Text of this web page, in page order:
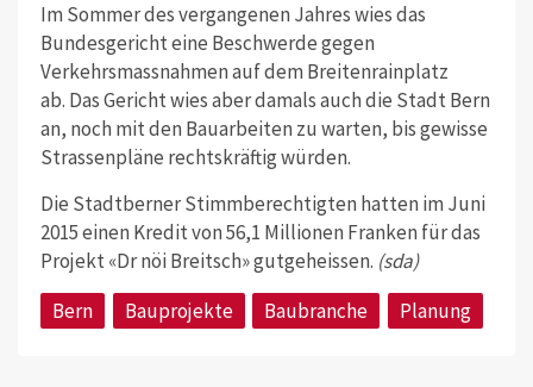
Im Sommer des vergangenen Jahres wies das
Bundesgericht eine Beschwerde gegen
Verkehrsmassnahmen auf dem Breitenrainplatz
ab. Das Gericht wies aber damals auch die Stadt Bern
an, noch mit den Bauarbeiten zu warten, bis gewisse
Strassenpläne rechtskräftig würden.
Die Stadtberner Stimmberechtigten hatten im Juni
2015 einen Kredit von 56,1 Millionen Franken für das
Projekt «Dr nöi Breitsch»gutgeheissen. (sda)
Bern
Bauprojekte Baubranche Planung